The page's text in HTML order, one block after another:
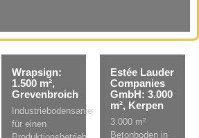
Wrapsign:
1.500 m²,
Grevenbroich
Industriebodensanierung
für einen
Estée Lauder
Companies
GmbH: 3.000
m², Kerpen
3.000 m²
Betonboden in